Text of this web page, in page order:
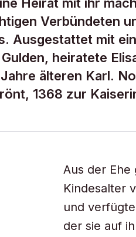
Verbündeten
Ausgestattet mit
heiratete
älteren Karl.
1368 zur
Aus der
Kindesalter
und
der sie auf